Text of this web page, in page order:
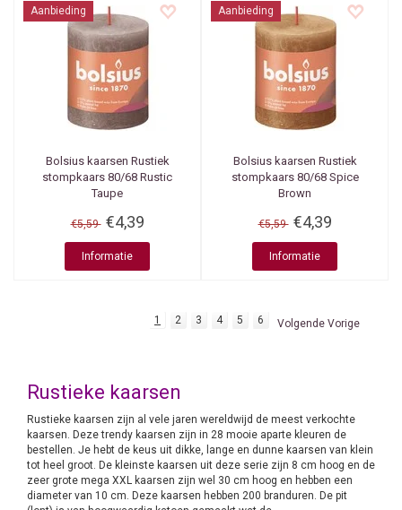
Aanbieding
Bolsius kaarsen Rustiek
stompkaars 80/68 Rustic
Taupe
€5,59 €4,39
Informatie
Aanbieding
Bolsius kaarsen Rustiek
stompkaars 80/68 Spice
Brown
€5,59 €4,39
Informatie
1 2 3 4 5 6 Volgende Vorige
Rustieke kaarsen
Rustieke kaarsen zijn al vele jaren wereldwijd de meest verkochte
kaarsen. Deze trendy kaarsen zijn in 28 mooie aparte kleuren de
bestellen. Je hebt de keus uit dikke, lange en dunne kaarsen van klein
tot heel groot. De kleinste kaarsen uit deze serie zijn 8 cm hoog en de
zeer grote mega XXL kaarsen zijn wel 30 cm hoog en hebben een
diameter van 10 cm. Deze kaarsen hebben 200 branduren. De pit